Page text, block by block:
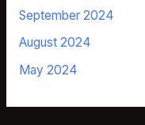
September 2024
August 2024
May 2024